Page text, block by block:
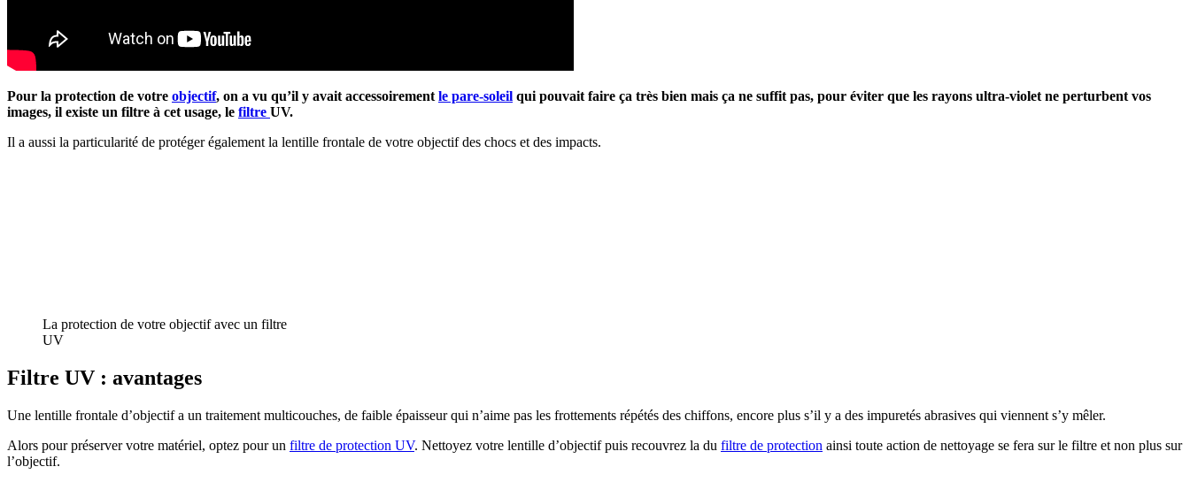
Pour la protection de votre objectif, on a vu qu’il y avait accessoirement le pare-soleil qui pouvait faire ça très bien mais ça ne suffit pas, pour éviter que les rayons ultra-violet ne perturbent vos
images, il existe un filtre à cet usage, le filtre UV.
Il a aussi la particularité de protéger également la lentille frontale de votre objectif des chocs et des impacts.
La protection de votre objectif avec un filtre
UV
Filtre UV : avantages
Une lentille frontale d’objectif a un traitement multicouches, de faible épaisseur qui n’aime pas les frottements répétés des chiffons, encore plus s’il y a des impuretés abrasives qui viennent s’y mêler.
Alors pour préserver votre matériel, optez pour un filtre de protection UV. Nettoyez votre lentille d’objectif puis recouvrez la du filtre de protection ainsi toute action de nettoyage se fera sur le filtre et non plus sur
l’objectif.